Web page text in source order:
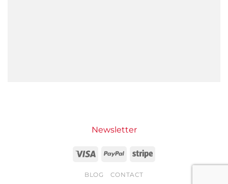
Newsletter
Visa PayPal Stripe
BLOG CONTACT